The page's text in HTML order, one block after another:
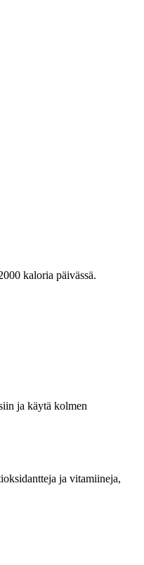
kaloria päivässä.
ja käytä kolmen
ja vitamiineja,